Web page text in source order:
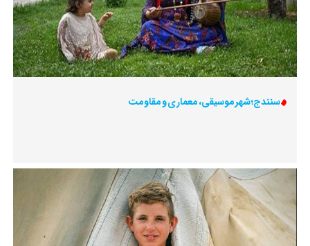
سنندج؛ شهر موسیقی، معماری و مقاومت